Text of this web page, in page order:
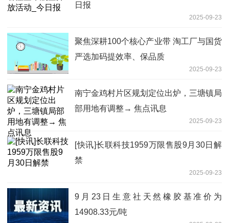
日报
2025-09-23
聚焦深耕100个核心产业带 淘工厂与国货
严选加码提效率、保品质
2025-09-23
南宁金鸡村片区规划定位出炉，三塘镇局
部用地有调整→ 焦点讯息
2025-09-23
[快讯]长联科技1959万限售股9月30日解
禁
2025-09-23
9月23日生意社天然橡胶基准价为
14908.33元/吨